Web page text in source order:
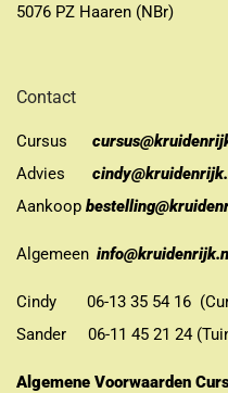
5076 PZ Haaren (NBr)
Contact
Cursus
Advies
Aankoop
Algemeen
Cindy 06-13 35 54 16
Sander 06-11 45 21 24
Algemene Voorwaarden